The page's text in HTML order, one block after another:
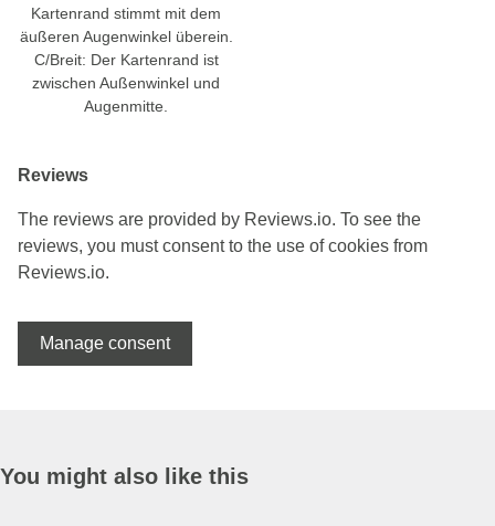
Kartenrand stimmt mit dem
äußeren Augenwinkel überein.
C/Breit: Der Kartenrand ist
zwischen Außenwinkel und
Augenmitte.
Reviews
The reviews are provided by Reviews.io. To see the
reviews, you must consent to the use of cookies from
Reviews.io.
Manage consent
You might also like this